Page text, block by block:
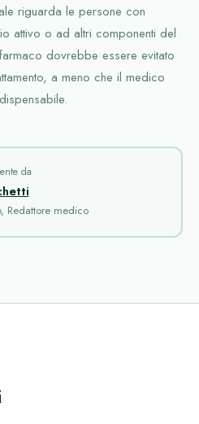
riguarda le persone con
attivo o ad altri componenti del
dovrebbe essere evitato
a meno che il medico
da
Redattore medico